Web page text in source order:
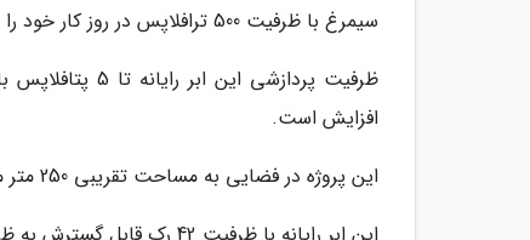
سیمرغ با ظرفیت 500 ترافلاپس در روز کار خود را شروع کرد.
افزایش است.
این پروژه در فضایی به مساحت تقریبی 250 متر مربع با قابلیت گسترش به 400 متر مربع اجرایی شده است.